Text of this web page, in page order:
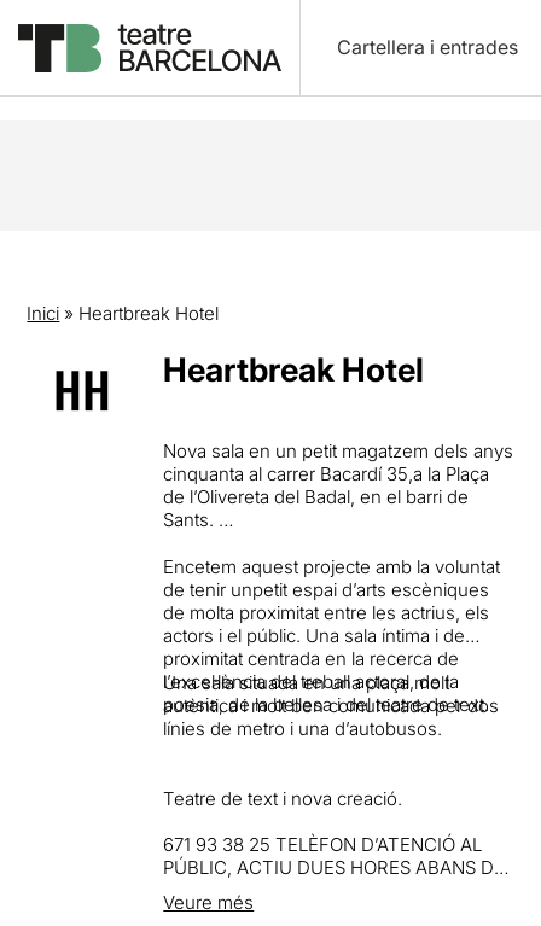
Cartellera i entrades
Inici » Heartbreak Hotel
Heartbreak Hotel
Nova sala en un petit magatzem dels anys
cinquanta al carrer Bacardí 35,a la Plaça
de l’Olivereta del Badal, en el barri de
Sants.
Encetem aquest projecte amb la voluntat
de tenir unpetit espai d’arts escèniques
de molta proximitat entre les actrius, els
actors i el públic. Una sala íntima i de
proximitat centrada en la recerca de
l’excel·lència del treball actoral, de la
poesia, de la bellesa i del teatre de text.
Una sala situada en una plaça molt
autèntica imolt ben comunicada per dos
línies de metro i una d’autobusos.
Teatre de text i nova creació.
671 93 38 25 TELÈFON D’ATENCIÓ AL
PÚBLIC, ACTIU DUES HORES ABANS DE
COMENÇAR L’ESPECTACLE I FINS 15′
ABANS.
Veure més